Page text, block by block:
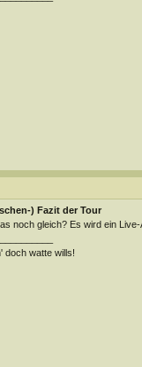
) Fazit der Tour
noch gleich? Es wird ein
doch watte wills!